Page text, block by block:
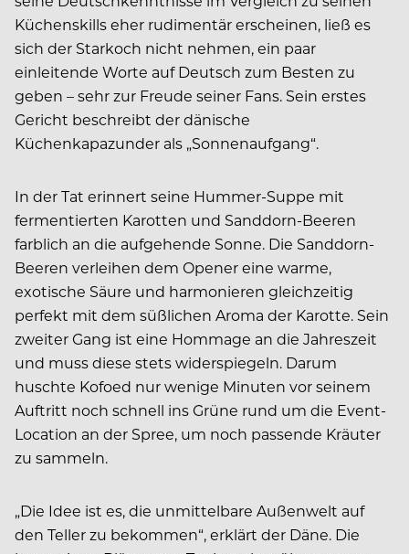
Küchenskills eher rudimentär erscheinen, ließ es
sich der Starkoch nicht nehmen, ein paar
einleitende Worte auf Deutsch zum Besten zu
geben – sehr zur Freude seiner Fans. Sein erstes
Gericht beschreibt der dänische
Küchenkapazunder als „Sonnenaufgang“.
In der Tat erinnert seine Hummer-Suppe mit
fermentierten Karotten und Sanddorn-Beeren
farblich an die aufgehende Sonne. Die Sanddorn-
Beeren verleihen dem Opener eine warme,
exotische Säure und harmonieren gleichzeitig
perfekt mit dem süßlichen Aroma der Karotte. Sein
zweiter Gang ist eine Hommage an die Jahreszeit
und muss diese stets widerspiegeln. Darum
huschte Kofoed nur wenige Minuten vor seinem
Auftritt noch schnell ins Grüne rund um die Event-
Location an der Spree, um noch passende Kräuter
zu sammeln.
„Die Idee ist es, die unmittelbare Außenwelt auf
den Teller zu bekommen“, erklärt der Däne. Die